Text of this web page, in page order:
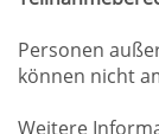
Personen
können nicht
Weitere